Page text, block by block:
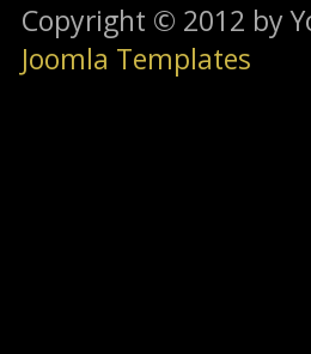
Copyright © 2012 by
Joomla Templates